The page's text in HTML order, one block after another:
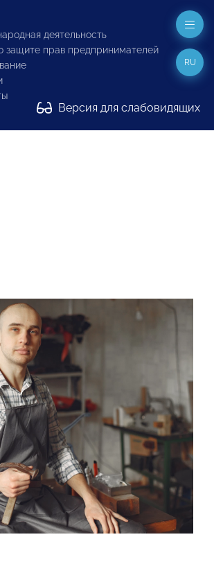
деятельность
защите прав предпринимателей
Версия для слабовидящих
RU